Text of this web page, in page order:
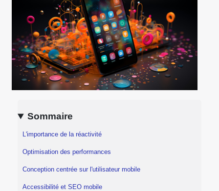
Sommaire
L'importance de la réactivité
Optimisation des performances
Conception centrée sur l'utilisateur mobile
Accessibilité et SEO mobile